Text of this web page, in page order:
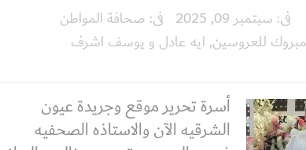
فى: سبتمبر 09, 2025 فى: صحافة المواطن
للعروسين, ايه عادل و يوسف اشرف
أسرة تحرير موقع وجريدة عيون
الشرقيه الآن والاستاذه الصحفيه